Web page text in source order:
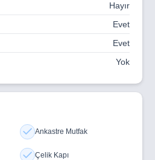
VE ORTAK ALANLARDA
GİRİŞ ÇIKIŞLAR
VE ÇOCUK PARKI
KREŞ VE ANAOKULLARI,
VE ALIŞVERİŞ
ARAÇLARI, AVM, OSTİM VE
Hayır
Evet
Evet
Yok
Ankastre Mutfak
Çelik Kapı